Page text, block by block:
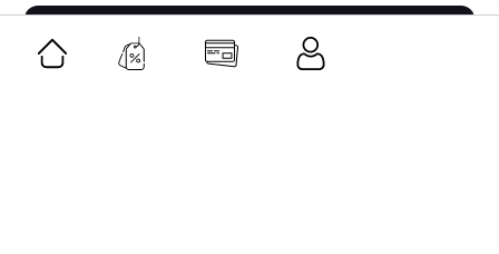
შეთავაზება
მოგზაურობა ქართულ კულტურაში • Travel